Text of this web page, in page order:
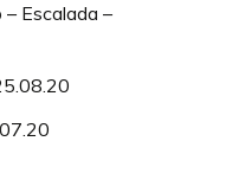
– Escalada –